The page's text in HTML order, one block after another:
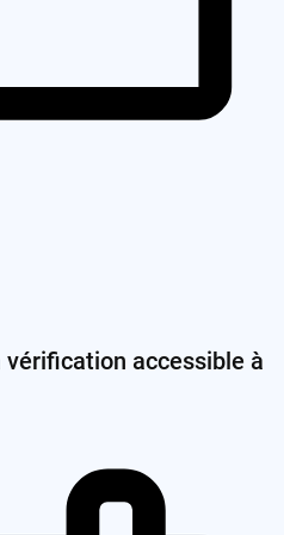
vérification accessible à